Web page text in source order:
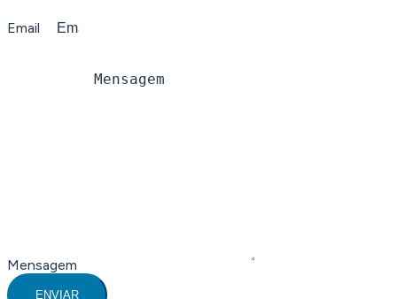
Email
Mensagem
ENVIAR